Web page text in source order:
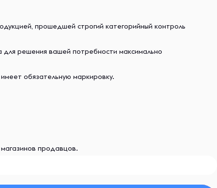
прошедшей строгий категорийный контроль
для решения вашей потребности максимально
обязательную маркировку.
продавцов.